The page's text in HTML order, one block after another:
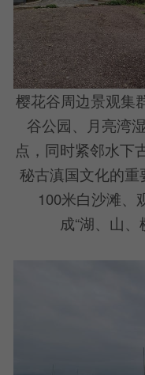
樱花谷周边景观集
谷公园、月亮湾
点，同时紧邻水下
秘古滇国文化的重
100米白沙滩、
成“湖、山、